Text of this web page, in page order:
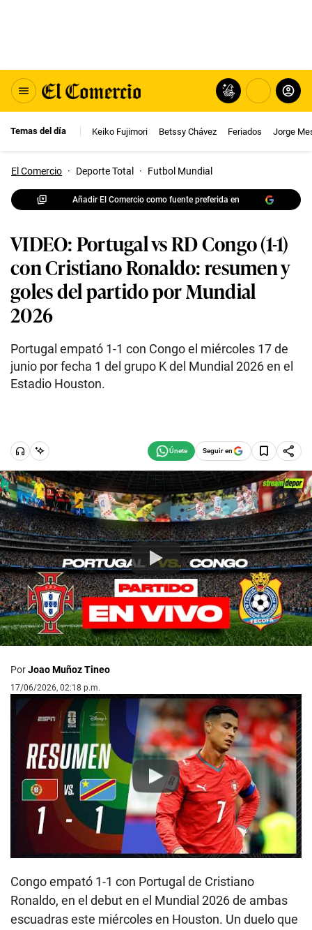
Temas del día Keiko Fujimori Betssy Chávez Feriados Jorge
El Comercio · Deporte Total · Futbol Mundial
Añadir El Comercio como fuente preferida en
VIDEO: Portugal vs RD Congo (1-1)
con Cristiano Ronaldo: resumen y
goles del partido por Mundial
2026
Portugal empató 1-1 con Congo el miércoles 17 de
junio por fecha 1 del grupo K del Mundial 2026 en el
Estadio Houston.
Seguir en
PorJoao Muñoz Tineo
17/06/2026, 02:18 p.m.
Play
Congo empató 1-1 con Portugal de Cristiano
Ronaldo, en el debut en el Mundial 2026 de ambas
escuadras este miércoles en Houston. Un duelo que